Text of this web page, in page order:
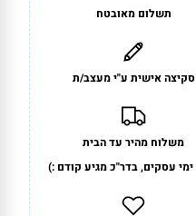
תשלום מאובטח
סקיצה אישית ע"י מעצב/ת
משלוח מהיר עד הבית